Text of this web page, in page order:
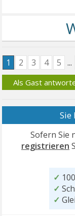
1 2 3 4 5 ...
Als Gast
Sie
Sofern Sie
registrieren
✓
✓
✓